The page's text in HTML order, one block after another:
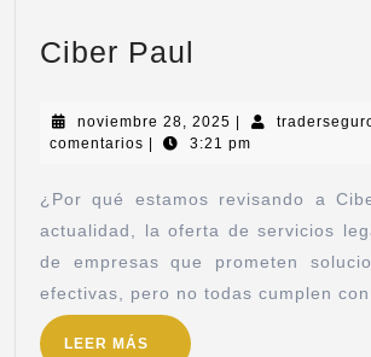
Ciber Paul
noviembre 28, 2025
comentarios
3:21 pm
¿Por qué estamos revisando a
actualidad, la oferta de servicios
de empresas que prometen
efectivas, pero no todas cumplen con
LEER MÁS